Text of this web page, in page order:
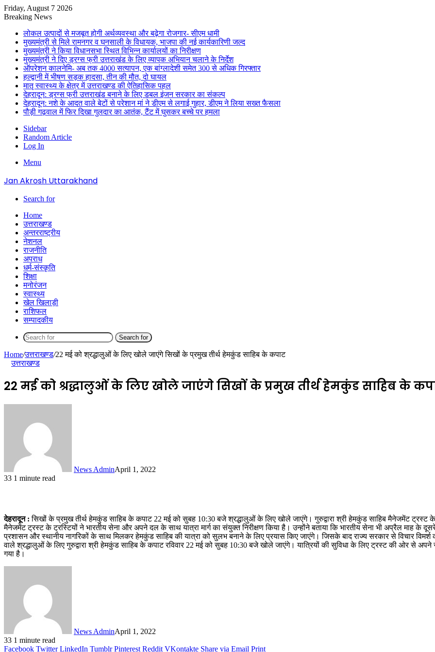
Friday, August 7 2026
Breaking News
लोकल उत्पादों से मजबूत होगी अर्थव्यवस्था और बढ़ेगा रोजगार- सीएम धामी
मुख्यमंत्री से मिले रामनगर व घनसाली के विधायक, भाजपा की नई कार्यकारिणी जल्द
मुख्यमंत्री ने किया विधानसभा स्थित विभिन्न कार्यालयों का निरीक्षण
मुख्यमंत्री ने दिए ड्रग्स फ्री उत्तराखंड के लिए व्यापक अभियान चलाने के निर्देश
ऑपरेशन कालनेमि- अब तक 4000 सत्यापन, एक बांग्लादेशी समेत 300 से अधिक गिरफ्तार
हल्द्वानी में भीषण सड़क हादसा, तीन की मौत, दो घायल
मातृ स्वास्थ्य के क्षेत्र में उत्तराखण्ड की ऐतिहासिक पहल
देहरादून: ड्रग्स फ्री उत्तराखंड बनाने के लिए डबल इंजन सरकार का संकल्प
देहरादून: नशे के आदत वाले बेटों से परेशान मां ने डीएम से लगाई गुहार, डीएम ने लिया सख्त फैसला
पौड़ी गढ़वाल में फिर दिखा गुलदार का आतंक, टैंट में घुसकर बच्चे पर हमला
Sidebar
Random Article
Log In
Menu
Jan Akrosh Uttarakhand
Search for
Home
उत्तराखण्ड
अन्तरराष्ट्रीय
नेशनल
राजनीति
अपराध
धर्म-संस्कृति
शिक्षा
मनोरंजन
स्वास्थ्य
खेल खिलाड़ी
राशिफल
सम्पादकीय
Search for
Home/उत्तराखण्ड/22 मई को श्रद्धालुओं के लिए खोले जाएंगे सिखों के प्रमुख तीर्थ हेमकुंड साहिब के कपाट
उत्तराखण्ड
22 मई को श्रद्धालुओं के लिए खोले जाएंगे सिखों के प्रमुख तीर्थ हेमकुंड साहिब के
News AdminApril 1, 2022
33 1 minute read
देहरादून : सिखों के प्रमुख तीर्थ हेमकुंड साहिब के कपाट 22 मई को सुबह 10:30 बजे श्रद्धालुओं के लिए खोले जाएंगे। गुरुद्वारा श्री हेमकुंड साहिब मैनेजमेंट ट्रस्ट के
मैनेजमेंट ट्रस्ट के ट्रस्टियों ने भारतीय सेना और अपने दल के साथ यात्रा मार्ग का संयुक्त निरीक्षण किया है। उन्होंने बताया कि भारतीय सेना भी अप्रैल माह के दूसरे
प्रशासन और स्थानीय नागरिकों के साथ मिलकर हेमकुंड साहिब की यात्रा को सुलभ बनाने के लिए प्रयास किए जाएंगे। जिसके बाद राज्‍य सरकार से विचार विमर्श
वाले श्रद्धालुओं के लिए गुरुद्वारा श्री हेमकुंड साहिब के कपाट रविवार 22 मई को सुबह 10:30 बजे खोले जाएंगे। यात्रियों की सुविधा के लिए ट्रस्ट की ओर से अपने
गया है।
News AdminApril 1, 2022
33 1 minute read
Facebook Twitter LinkedIn Tumblr Pinterest Reddit VKontakte Share via Email Print